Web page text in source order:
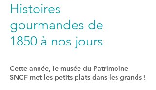
Histoires
gourmandes de
1850 à nos jours
Cette année, le musée du Patrimoine
SNCF met les petits plats dans les grands !